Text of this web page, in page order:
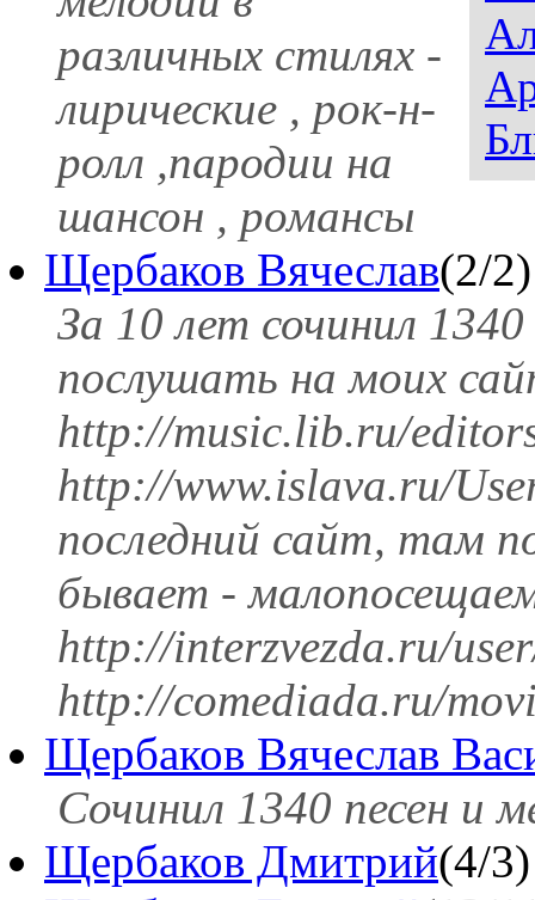
различных стилях -
лирические , рок-н-
ролл ,пародии на
шансон , романсы
Щербаков Вячеслав(2/2)
За 10 лет сочинил
послушать на моих
http://music.lib.ru/
http://www.islava.ru/
последний сайт, там
бывает -
http://interzvezda.ru/
http://comediada.ru/
Щербаков Вячеслав
Сочинил 1340 песен и
Щербаков Дмитрий(4/3)